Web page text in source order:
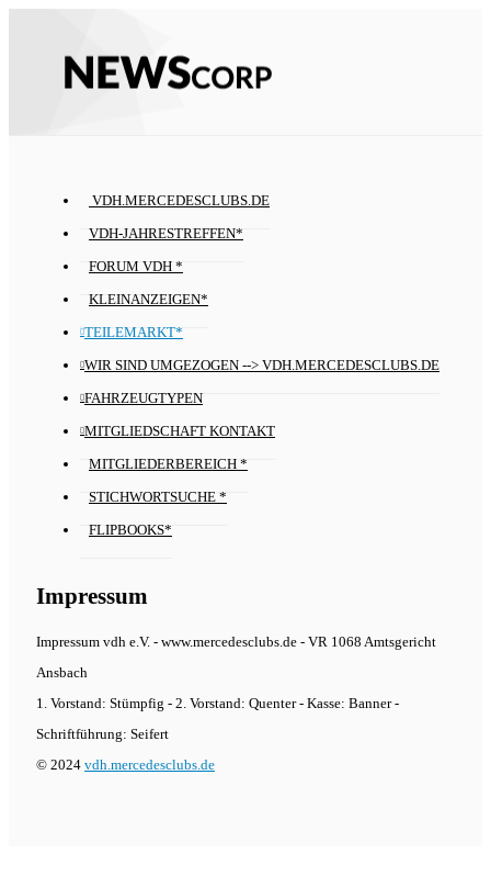
VDH.MERCEDESCLUBS.DE
VDH-JAHRESTREFFEN*
FORUM VDH *
KLEINANZEIGEN*
TEILEMARKT*
WIR SIND UMGEZOGEN --> VDH.MERCEDESCLUBS.DE
FAHRZEUGTYPEN
MITGLIEDSCHAFT KONTAKT
MITGLIEDERBEREICH *
STICHWORTSUCHE *
FLIPBOOKS*
Impressum
Impressum vdh e.V. - www.mercedesclubs.de - VR 1068 Amtsgericht
Ansbach
1. Vorstand: Stümpfig - 2. Vorstand: Quenter - Kasse: Banner -
Schriftführung: Seifert
© 2024 vdh.mercedesclubs.de